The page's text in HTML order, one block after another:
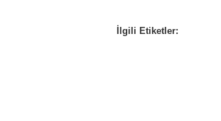
İlgili Etiketler: